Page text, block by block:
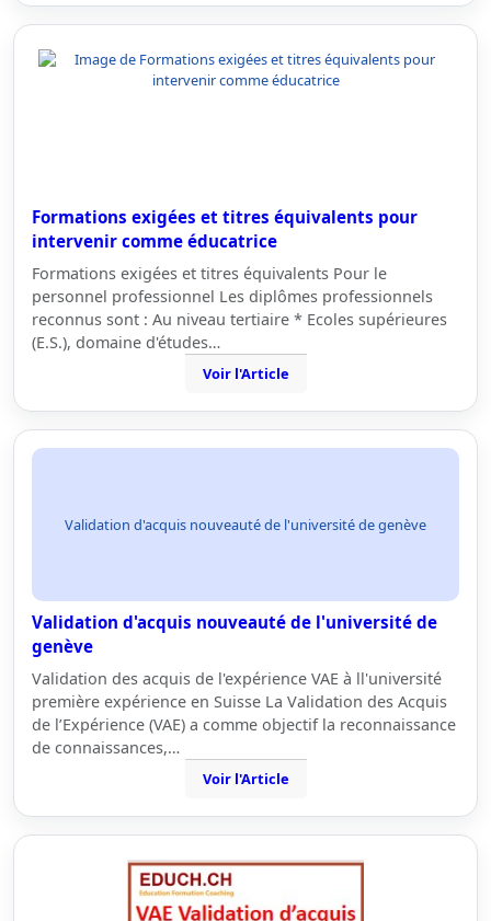
Formations exigées et titres équivalents pour
intervenir comme éducatrice
Formations exigées et titres équivalents Pour le
personnel professionnel Les diplômes professionnels
reconnus sont : Au niveau tertiaire * Ecoles supérieures
(E.S.), domaine d'études…
Voir l'Article
Validation d'acquis nouveauté de l'université de genève
Validation d'acquis nouveauté de l'université de
genève
Validation des acquis de l'expérience VAE à ll'université
première expérience en Suisse La Validation des Acquis
de l’Expérience (VAE) a comme objectif la reconnaissance
de connaissances,…
Voir l'Article